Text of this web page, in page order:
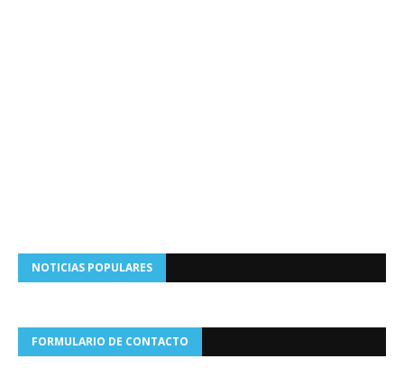
NOTICIAS POPULARES
FORMULARIO DE CONTACTO